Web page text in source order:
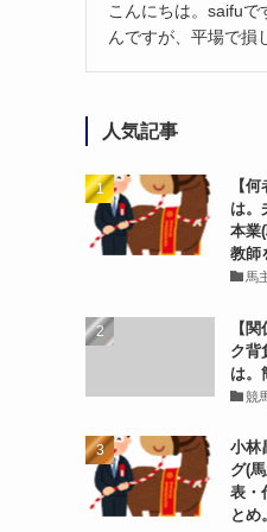
こんにちは。saifu
んですが、平場で損
人気記事
【
は。
本業
教師
馬
【
ク背
は。
競
小林
グ(
表・
とめ。